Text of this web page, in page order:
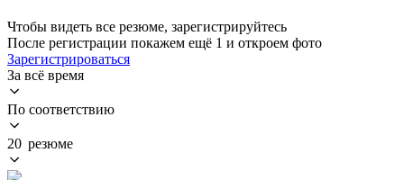
Чтобы видеть все резюме, зарегистрируйтесь
После регистрации покажем ещё 1 и откроем фото
Зарегистрироваться
За всё время
По соответствию
20 резюме